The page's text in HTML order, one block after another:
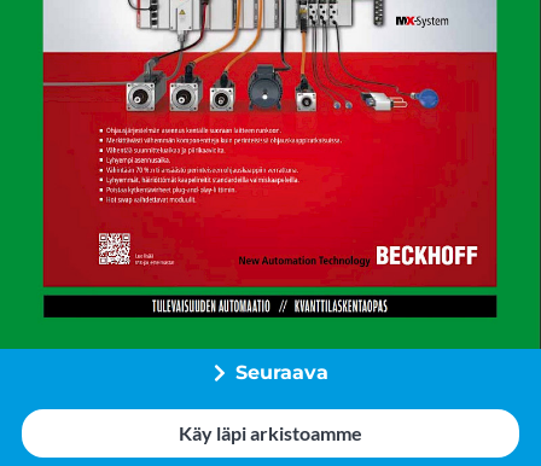
Seuraava
Käy läpi arkistoamme